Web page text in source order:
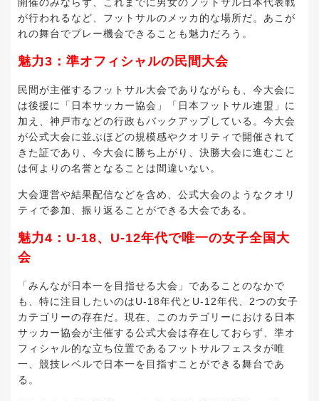
が行われるなど、フットサルのメッカ的な場所だ。あこが
れの舞台でプレー機会できることも魅力だろう。
魅力3：準オフィシャルの民間大会
民間が主催するフットサル大会でありながらも、今大会に
は後援に「日本サッカー協会」「日本フットサル連盟」に
加え、神戸市などの行政もバックアップしている。今大会
が公式大会に並ぶほどの規模感やクオリティで開催されて
きた証であり、今大会に勝ち上がり、決勝大会に進むこと
は何よりの名誉となることは間違いない。
大会運営や結果配信などを含め、公式大会のようなクオリ
ティで参加、振り返ることができる大会である。
魅力4：U-18、U-12年代で唯一の女子全国大
会
「みんなが日本一を目指せる大会」であることのなかで
も、特に注目したいのはU-18年代とU-12年代、2つの女子
カテゴリーの存在だ。現在、このカテゴリーにおける日本
サッカー協会が主催する公式大会は存在しておらず、準オ
フィシャル的な立ち位置であるフットサルフェスタが唯
一、競技レベルで日本一を目指すことができる舞台であ
る。